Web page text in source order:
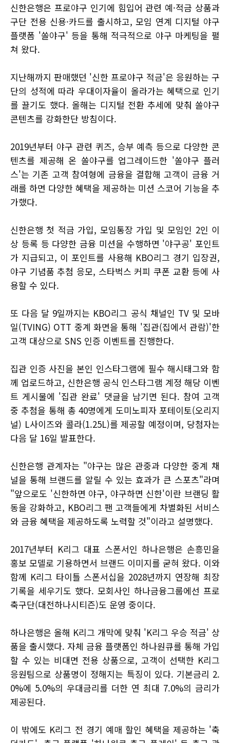
신한은행은 프로야구 인기에 힘입어 관련 예·적금 상품과
구단 전용 신용·카드를 출시하고, 모임 연계 디지털 야구
플랫폼 '쏠야구' 등을 통해 적극적으로 야구 마케팅을 펼
쳐 왔다.
지난해까지 판매했던 '신한 프로야구 적금'은 응원하는 구
단의 성적에 따라 우대이자율이 올라가는 혜택으로 인기
를 끌기도 했다. 올해는 디지털 전환 추세에 맞춰 쏠야구
콘텐츠를 강화한단 방침이다.
2019년부터 야구 관련 퀴즈, 승부 예측 등으로 다양한 콘
텐츠를 제공해 온 쏠야구를 업그레이드한 '쏠야구 플러
스'는 기존 고객 참여형에 금융을 결합해 고객이 금융 거
래를 하면 다양한 혜택을 제공하는 미션 스코어 기능을 추
가했다.
신한은행 첫 적금 가입, 모임통장 가입 및 모임인 2인 이
상 등록 등 다양한 금융 미션을 수행하면 '야구공' 포인트
가 지급되고, 이 포인트를 사용해 KBO리그 경기 입장권,
야구 기념품 추첨 응모, 스타벅스 커피 쿠폰 교환 등에 사
용할 수 있다.
또 다음 달 9일까지는 KBO리그 공식 채널인 TV 및 모바
일(TVING) OTT 중계 화면을 통해 '집관(집에서 관람)'한
고객 대상으로 SNS 인증 이벤트를 진행한다.
집관 인증 사진을 본인 인스타그램에 필수 해시태그와 함
께 업로드하고, 신한은행 공식 인스타그램 계정 해당 이벤
트 게시물에 '집관 완료' 댓글을 남기면 된다. 참여 고객
중 추첨을 통해 총 40명에게 도미노피자 포테이토(오리지
널) L사이즈와 콜라(1.25L)를 제공할 예정이며, 당첨자는
다음 달 16일 발표한다.
신한은행 관계자는 "야구는 많은 관중과 다양한 중계 채
널을 통해 브랜드를 알릴 수 있는 효과가 큰 스포츠"라며
"앞으로도 '신한하면 야구, 야구하면 신한'이란 브랜딩 활
동을 강화하고, KBO리그 팬 고객들에게 차별화된 서비스
와 금융 혜택을 제공하도록 노력할 것"이라고 설명했다.
2017년부터 K리그 대표 스폰서인 하나은행은 손흥민을
홍보 모델로 기용하면서 브랜드 이미지를 굳혀 왔다. 이와
함께 K리그 타이틀 스폰서십을 2028년까지 연장해 최장
기록을 세우기도 했다. 모회사인 하나금융그룹에선 프로
축구단(대전하나시티즌)도 운영 중이다.
하나은행은 올해 K리그 개막에 맞춰 'K리그 우승 적금' 상
품을 출시했다. 자체 금융 플랫폼인 하나원큐를 통해 가입
할 수 있는 비대면 전용 상품으로, 고객이 선택한 K리그
응원팀으로 상품명이 정해지는 특징이 있다. 기본금리 2.
0%에 5.0%의 우대금리를 더한 연 최대 7.0%의 금리가
제공된다.
이 밖에도 K리그 전 경기 예매 할인 혜택을 제공하는 '축